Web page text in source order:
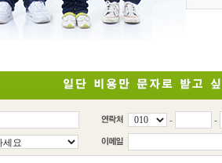
-
-